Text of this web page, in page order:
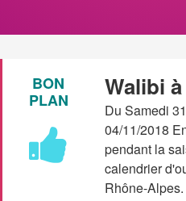
BON
PLAN
Walibi
Du Samedi
04/11/2018
pendant la
calendrier
Rhône-Alpes.